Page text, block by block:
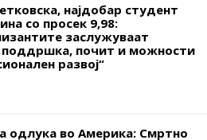
најдобар студент
со просек 9,98:
заслужуваат
поддршка, почит и можности
развој“
одлука во Америка: Смртно